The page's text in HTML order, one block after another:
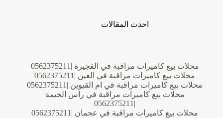
احدث المقالات
محلات بيع كاميرات مراقبة في الفجيرة |0562375211
محلات بيع كاميرات مراقبة في العين |0562375211
محلات بيع كاميرات مراقبة في ام القيوين |0562375211
محلات بيع كاميرات مراقبة في راس الخيمة
|0562375211
محلات بيع كاميرات مراقبة في عجمان |0562375211